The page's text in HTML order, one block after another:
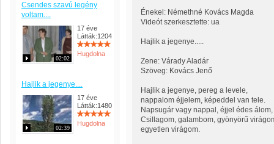
Csendes szavú legény
voltam....
02:02
17 éve
Látták:1204
Hugdolna
Hajlik a jegenye....
02:39
17 éve
Látták:1480
Hugdolna
Énekel: Némethné Kovács Magda
Videót szerkesztette: ua
Hajlik a jegenye.....
Zene: Várady Aladár
Szöveg: Kovács Jenő
Hajlik a jegenye, pereg a levele,
nappalom éjjelem, képeddel van tele.
Napsugár vagy nappal, éjjel édes álom,
Csillagom, galambom, gyönyörű
egyetlen virágom.